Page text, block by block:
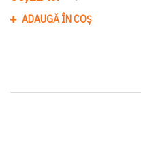
ADAUGĂ ÎN COȘ